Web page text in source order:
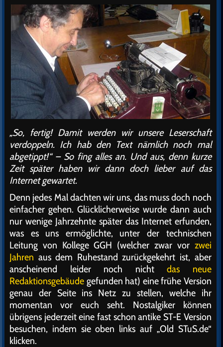
„So, fertig! Damit werden wir unsere Leserschaft
verdoppeln. Ich hab den Text nämlich noch mal
abgetippt!“ – So fing alles an. Und aus, denn kurze
Zeit später haben wir dann doch lieber auf das
Internet gewartet.
Denn jedes Mal dachten wir uns, das muss doch noch
einfacher gehen. Glücklicherweise wurde dann auch
nur wenige Jahrzehnte später das Internet erfunden,
was es uns ermöglichte, unter der technischen
Leitung von Kollege GGH (welcher zwar vor zwei
Jahren aus dem Ruhestand zurückgekehrt ist, aber
anscheinend leider noch nichtdas neue
Redaktionsgebäude gefunden hat) eine frühe Version
genau der Seite ins Netz zu stellen, welche ihr
momentan vor euch seht. Nostalgiker können
übrigens jederzeit eine fast schon antike ST-E Version
besuchen, indem sie oben links auf „Old STuS.de“
klicken.